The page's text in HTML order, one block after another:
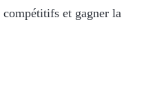
et gagner la